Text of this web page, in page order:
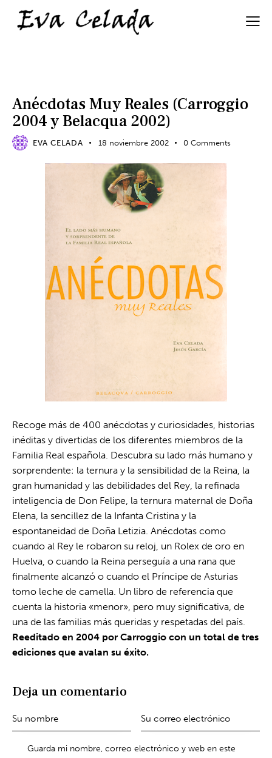
Anécdotas Muy Reales (Carroggio
2004 y Belacqua 2002)
EVA CELADA 18 noviembre 2002 0 Comments
Recoge más de 400 anécdotas y curiosidades, historias
inéditas y divertidas de los diferentes miembros de la
Familia Real española. Descubra su lado más humano y
sorprendente: la ternura y la sensibilidad de la Reina, la
gran humanidad y las debilidades del Rey, la refinada
inteligencia de Don Felipe, la ternura maternal de Doña
Elena, la sencillez de la Infanta Cristina y la
espontaneidad de Doña Letizia. Anécdotas como
cuando al Rey le robaron su reloj, un Rolex de oro en
Huelva, o cuando la Reina perseguía a una rana que
finalmente alcanzó o cuando el Príncipe de Asturias
tomo leche de camella. Un libro de referencia que
cuenta la historia «menor», pero muy significativa, de
una de las familias más queridas y respetadas del país.
Reeditado en 2004 por Carroggio con un total de tres
ediciones que avalan su éxito.
Deja un comentario
Guarda mi nombre, correo electrónico y web en este